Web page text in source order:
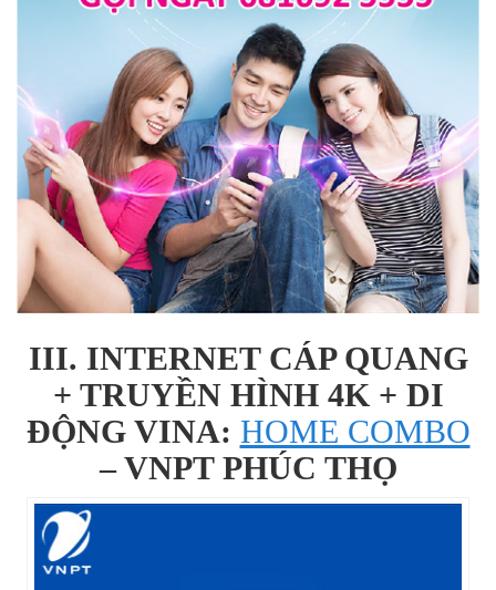
III. INTERNET CÁP QUANG
+ TRUYỀN HÌNH 4K + DI
ĐỘNG VINA: HOME COMBO
– VNPT PHÚC THỌ